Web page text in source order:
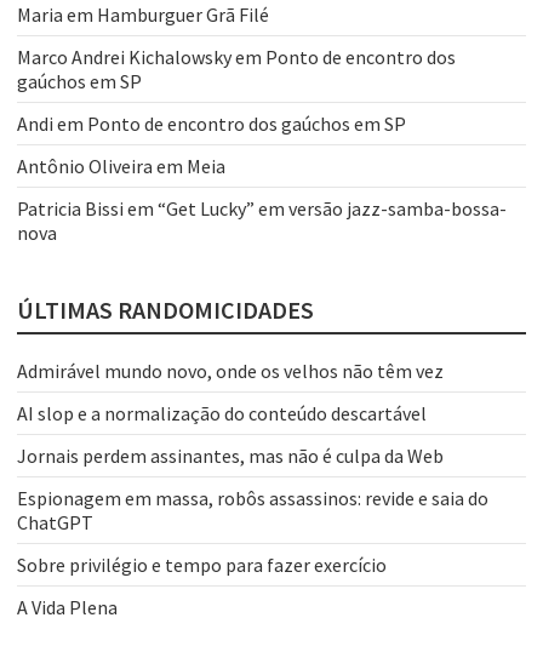
Maria em Hamburguer Grã Filé
Marco Andrei Kichalowskyem Ponto de encontro dos
gaúchos em SP
Andi em Ponto de encontro dos gaúchos em SP
Antônio Oliveira em Meia
Patricia Bissi em “Get Lucky” em versão jazz-samba-bossa-
nova
ÚLTIMAS RANDOMICIDADES
Admirável mundo novo, onde os velhos não têm vez
AI slop e a normalização do conteúdo descartável
Jornais perdem assinantes, mas não é culpa da Web
Espionagem em massa, robôs assassinos: revide e saia do
ChatGPT
Sobre privilégio e tempo para fazer exercício
A Vida Plena